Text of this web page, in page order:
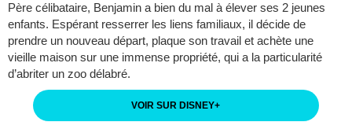
Père célibataire, Benjamin a bien du mal à élever ses 2 jeunes
enfants. Espérant resserrer les liens familiaux, il décide de
prendre un nouveau départ, plaque son travail et achète une
vieille maison sur une immense propriété, qui a la particularité
d’abriter un zoo délabré.
VOIR SUR DISNEY+